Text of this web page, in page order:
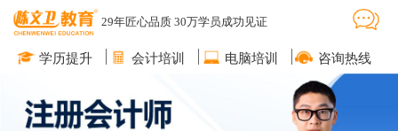
29年匠心品质 30万学员成功见证
学历提升 会计培训 电脑培训 咨询热线